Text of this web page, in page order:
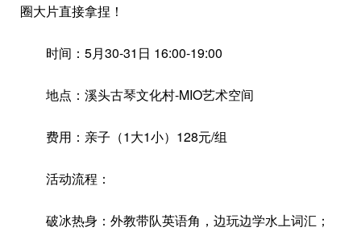
圈大片直接拿捏！
时间：5月30-31日 16:00-19:00
地点：溪头古琴文化村-MIO艺术空间
费用：亲子（1大1小）128元/组
活动流程：
破冰热身：外教带队英语角，边玩边学水上词汇；